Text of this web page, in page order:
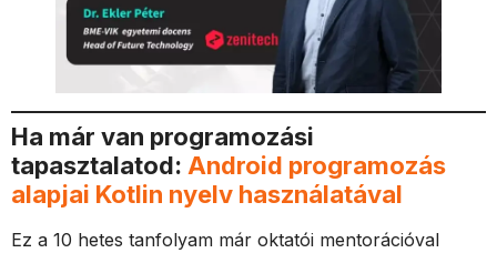
Ha már van programozási
tapasztalatod: Android programozás
alapjai Kotlin nyelv használatával
Ez a 10 hetes tanfolyam már oktatói mentorációval